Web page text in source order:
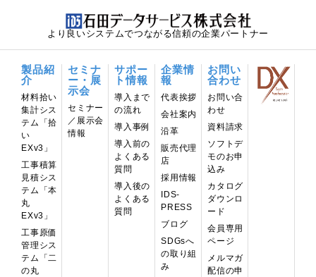
より良いシステムでつながる信頼の企業パートナー
製品紹
介
材料拾い
集計シス
テム「拾
い
EXv3」
工事積算
見積シス
テム「本
丸
EXv3」
工事原価
管理シス
テム「二
の丸
セミナ
ー・展
示会
セミナー
／展示会
情報
サポー
ト情報
導⼊まで
の流れ
導入事例
導入前の
よくある
質問
導入後の
よくある
質問
企業情
報
代表挨拶
会社案内
沿革
販売代理
店
採用情報
IDS-
PRESS
ブログ
SDGsへ
の取り組
み
お問い
合わせ
お問い合
わせ
資料請求
ソフトデ
モのお申
込み
カタログ
ダウンロ
ード
会員専用
ページ
メルマガ
配信の申